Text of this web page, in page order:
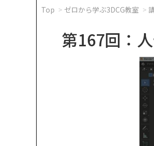
Top ゼロから学ぶ3DCG教室
第167回：